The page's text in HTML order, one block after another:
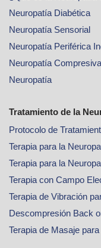
Neuropatía Diabética
Neuropatía Sensorial
Neuropatía Periférica
Neuropatía Compresiva
Neuropatía
Tratamiento de la
Protocolo de
Terapia para la
Terapia para la
Terapia con Campo
Terapia de Vibración
Descompresión Back
Terapia de Masaje